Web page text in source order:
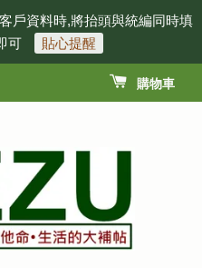
戶資料時,將抬頭與統編同時填
可
貼心提醒
購物車